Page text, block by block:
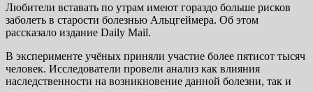
Любители вставать по утрам имеют гораздо больше рисков
заболеть в старости болезнью Альцгеймера. Об этом
рассказало издание Daily Mail.
В эксперименте учёных приняли участие более пятисот тысяч
человек. Исследователи провели анализ как влияния
наследственности на возникновение данной болезни, так и